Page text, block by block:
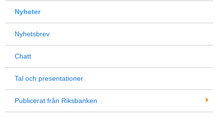
Nyheter
Nyhetsbrev
Chatt
Tal och presentationer
Publicerat från Riksbanken